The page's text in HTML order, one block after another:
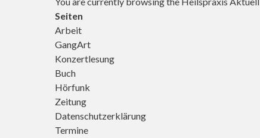
nüchtern fest.
trainierten
Seiten
Arbeit
GangArt
Konzertlesung
Buch
Hörfunk
Zeitung
Datenschutzerklärung
Termine